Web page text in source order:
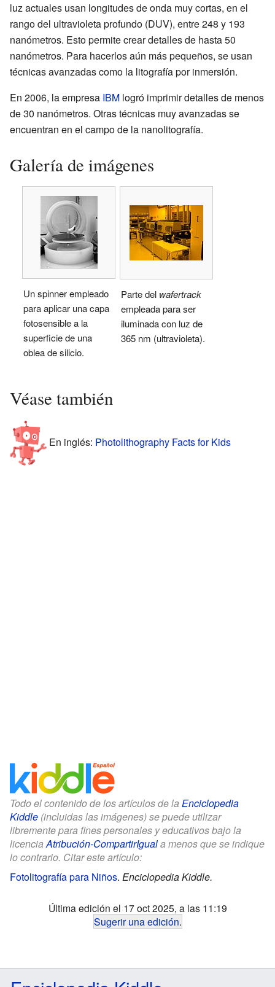
luz actuales usan longitudes de onda muy cortas, en el
rango del ultravioleta profundo (DUV), entre 248 y 193
nanómetros. Esto permite crear detalles de hasta 50
nanómetros. Para hacerlos aún más pequeños, se usan
técnicas avanzadas como la litografía por inmersión.
En 2006, la empresa IBM logró imprimir detalles de menos
de 30 nanómetros. Otras técnicas muy avanzadas se
encuentran en el campo de la nanolitografía.
Galería de imágenes
Un spinner empleado
para aplicar una capa
fotosensible a la
superficie de una
oblea de silicio.
Parte del wafertrack
empleada para ser
iluminada con luz de
365 nm (ultravioleta).
Véase también
En inglés: Photolithography Facts for Kids
Todo el contenido de los artículos de la Enciclopedia
Kiddle (incluidas las imágenes) se puede utilizar
libremente para fines personales y educativos bajo la
licenciaAtribución-CompartirIguala menos que se indique
lo contrario. Citar este artículo:
Fotolitografía para Niños. Enciclopedia Kiddle.
Última edición el 17 oct 2025, a las 11:19
Sugerir una edición.